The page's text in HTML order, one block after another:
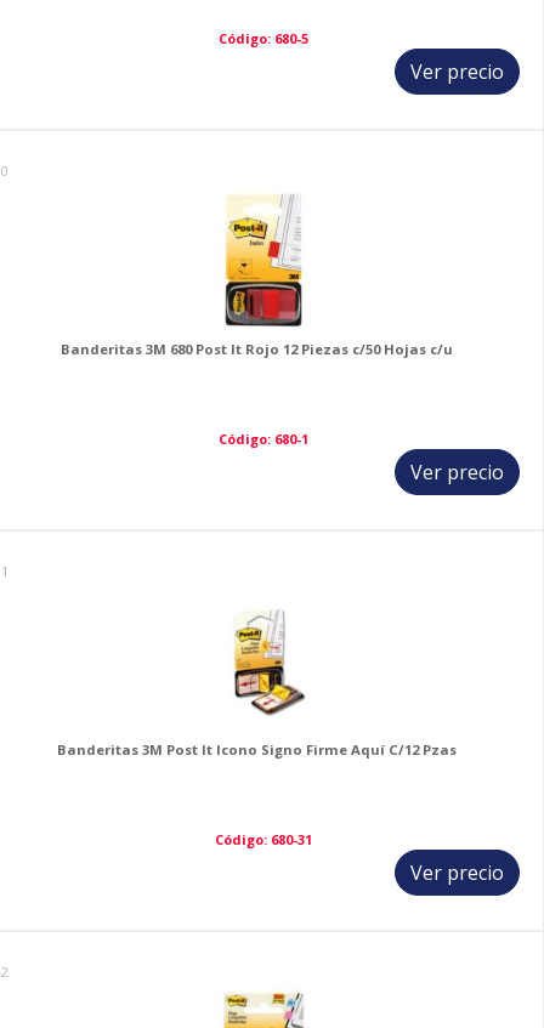
Código: 680-5
Ver precio
Banderitas 3M 680 Post It Rojo 12 Piezas c/50 Hojas c/u
Código: 680-1
Ver precio
Banderitas 3M Post It Icono Signo Firme Aquí C/12 Pzas
Código: 680-31
Ver precio